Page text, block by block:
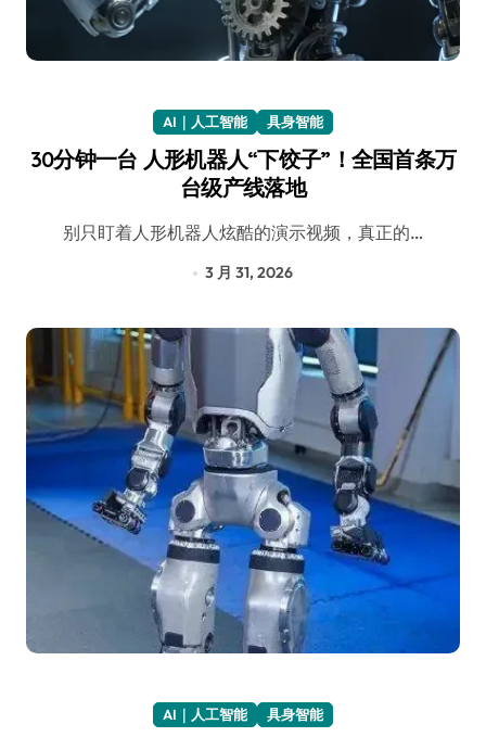
AI｜人工智能 具身智能
30分钟一台 人形机器人“下饺子”！全国首条万
台级产线落地
别只盯着人形机器人炫酷的演示视频，真正的…
3 月 31, 2026
AI｜人工智能 具身智能